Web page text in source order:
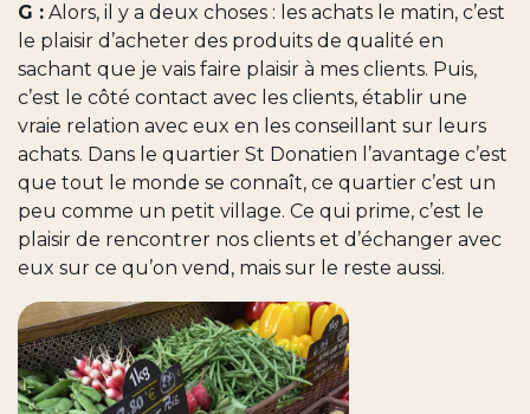
G : Alors, il y a deux choses : les achats le matin, c’est
le plaisir d’acheter des produits de qualité en
sachant que je vais faire plaisir à mes clients. Puis,
c’est le côté contact avec les clients, établir une
vraie relation avec eux en les conseillant sur leurs
achats. Dans le quartier St Donatien l’avantage c’est
que tout le monde se connaît, ce quartier c’est un
peu comme un petit village. Ce qui prime, c’est le
plaisir de rencontrer nos clients et d’échanger avec
eux sur ce qu’on vend, mais sur le reste aussi.